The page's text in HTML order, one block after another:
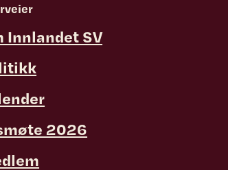
Innlandet SV
2026